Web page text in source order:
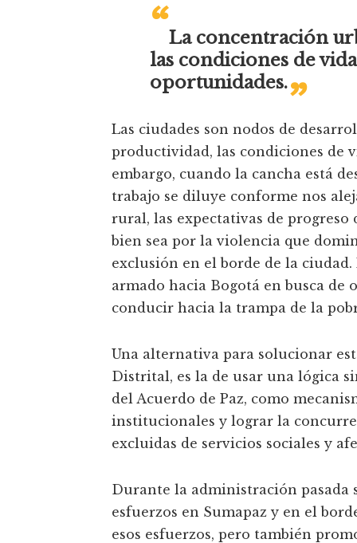
“La concentración
las condiciones de
oportunidades.„
Las ciudades son nodos de
productividad, las condiciones de
embargo, cuando la cancha está
trabajo se diluye conforme nos
rural, las expectativas de progreso
bien sea por la violencia que
exclusión en el borde de la
armado hacia Bogotá en busca
conducir hacia la trampa de la
Una alternativa para solucionar
Distrital, es la de usar una lógica
del Acuerdo de Paz, como
institucionales y lograr la
excluidas de servicios sociales y
Durante la administración pasada
esfuerzos en Sumapaz y en el
esos esfuerzos, pero también